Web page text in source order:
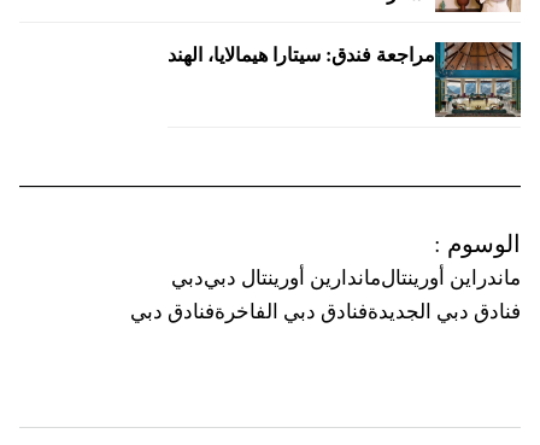
مراجعة فندق: سيتارا هيمالايا، الهند
الوسوم :
ماندراين أورينتالماندارين أورينتال دبيدبي
فنادق دبي الجديدةفنادق دبي الفاخرةفنادق دبي